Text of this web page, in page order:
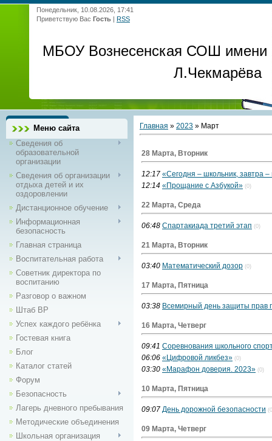
Понедельник, 10.08.2026, 17:41
Приветствую Вас Гость | RSS
МБОУ Вознесенская СОШ имени
Л.Чекмарёва
Меню сайта
Сведения об
образовательной
организации
Сведения об организации
отдыха детей и их
оздоровлении
Дистанционное обучение
Информационная
безопасность
Главная страница
Воспитательная работа
Советник директора по
воспитанию
Разговор о важном
Штаб ВР
Успех каждого ребёнка
Гостевая книга
Блог
Каталог статей
Форум
Безопасность
Лагерь дневного пребывания
Методические объединения
Школьная организация
Главная » 2023 » Март
28 Марта, Вторник
12:17 «Сегодня – школьник, завтра –
12:14 «Прощание с Азбукой» (0)
22 Марта, Среда
06:48 Спартакиада третий этап (0)
21 Марта, Вторник
03:40 Математический дозор (0)
17 Марта, Пятница
03:38 Всемирный день защиты прав
16 Марта, Четверг
09:41 Соревнования школьного
06:06 «Цифровой ликбез» (0)
03:30 «Марафон доверия. 2023» (0)
10 Марта, Пятница
09:07 День дорожной безопасности
09 Марта, Четверг